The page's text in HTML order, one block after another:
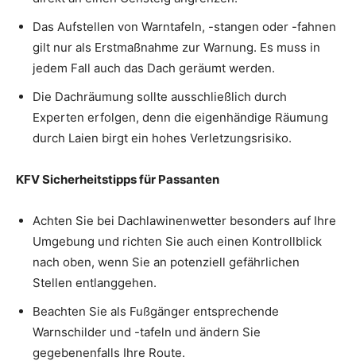
Das Aufstellen von Warntafeln, -stangen oder -fahnen
gilt nur als Erstmaßnahme zur Warnung. Es muss in
jedem Fall auch das Dach geräumt werden.
Die Dachräumung sollte ausschließlich durch
Experten erfolgen, denn die eigenhändige Räumung
durch Laien birgt ein hohes Verletzungsrisiko.
KFV Sicherheitstipps für Passanten
Achten Sie bei Dachlawinenwetter besonders auf Ihre
Umgebung und richten Sie auch einen Kontrollblick
nach oben, wenn Sie an potenziell gefährlichen
Stellen entlanggehen.
Beachten Sie als Fußgänger entsprechende
Warnschilder und -tafeln und ändern Sie
gegebenenfalls Ihre Route.